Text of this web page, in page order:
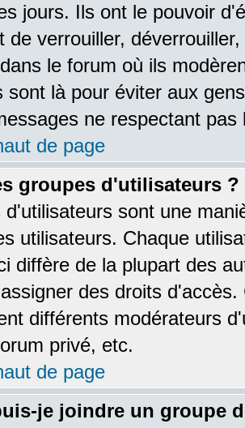
jours. Ils ont le pouvoir
de verrouiller,
le forum où ils
sont là pour éviter aux
ne respectant pas
de page
groupes d'utilisateurs ?
d'utilisateurs sont une
utilisateurs. Chaque
diffère de la plupart des
des droits
différents modérateurs
privé, etc.
de page
je joindre un groupe